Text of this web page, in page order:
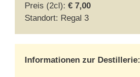
Preis (2cl): € 7,00
Standort: Regal 3
Informationen zur Destillerie: